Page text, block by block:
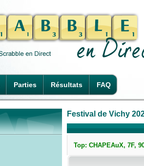
Parties Résultats FAQ
Festival de Vichy
Top: CHAPEAuX, 7F,